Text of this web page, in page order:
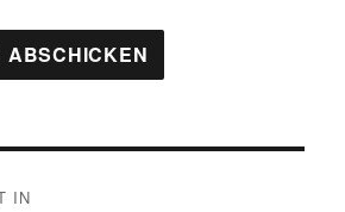
IN